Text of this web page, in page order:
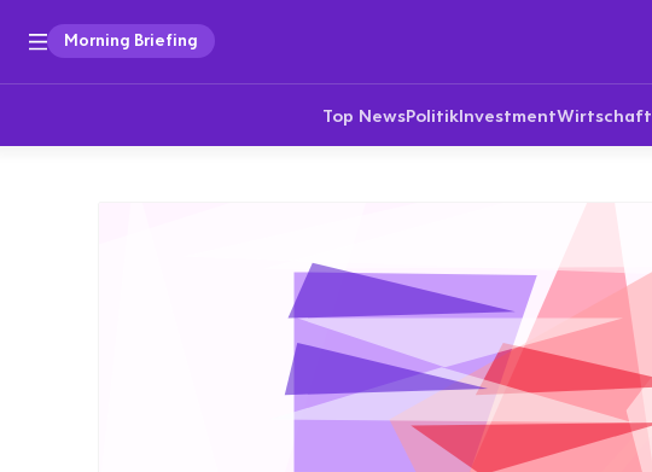
Morning Briefing
Top NewsPolitikInvestmentWirtschaft